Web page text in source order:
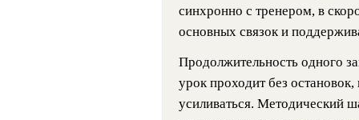
синхронно с тренером, в
основных связок и
Продолжительность одного
урок проходит без
усиливаться. Методический